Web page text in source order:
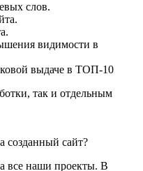
слов.
видимости в
выдаче в ТОП-10
так и отдельным
созданный сайт?
все наши проекты. В